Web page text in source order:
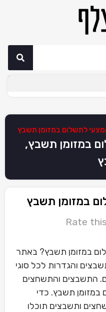
לתשלום במזומן תשבץ
במזומן תשבץ,
במזומן תשבץ
Rate
במזומן תשבץ? באתר
והגדרות לכל סוגי
התשבצים והתשחצים
במזומן תשבץ. כדי
ותשבצים תוכלו